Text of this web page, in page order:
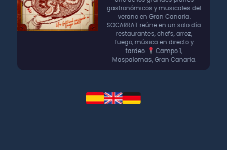
gastronómicos y musicales del
verano en Gran Canaria.
SOCARRAT reúne en un solo día
restaurantes, chefs, arroz,
fuego, música en directo y
tardeo.
Campo 1,
Maspalomas, Gran Canaria.